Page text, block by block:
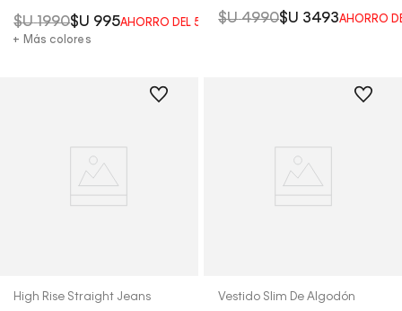
$U 1990$U 995AHORRO DEL 50%
+ Más colores
$U 4990$U 3493AHORRO
High Rise Straight Jeans Vestido Slim De Algodón